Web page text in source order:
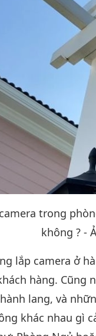
trong
không ? -
lắp camera ở
hàng. Cũng
lang, và
khác nhau gì